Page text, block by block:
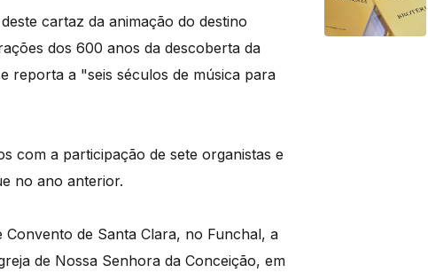
cartaz da animação do destino
dos 600 anos da descoberta da
reporta a "seis séculos de música para
com a participação de sete organistas e
no ano anterior.
de Santa Clara, no Funchal, a
de Nossa Senhora da Conceição, em